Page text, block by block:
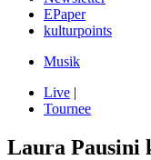
EPaper
kulturpoints
Musik
Live |
Tournee
Laura Pausini